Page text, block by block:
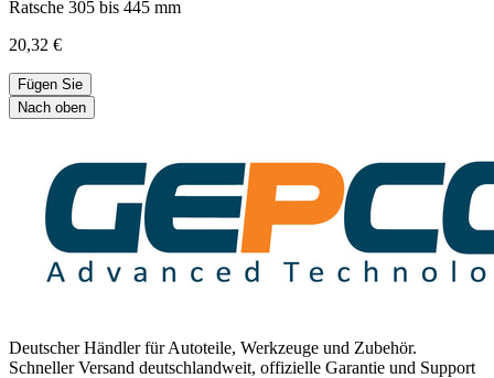
Ratsche 305 bis 445 mm
20,32 €
Fügen Sie
Nach oben
Deutscher Händler für Autoteile, Werkzeuge und Zubehör.
Schneller Versand deutschlandweit, offizielle Garantie und Support